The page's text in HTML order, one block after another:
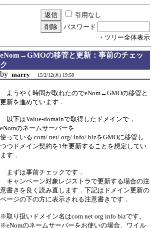
引用なし
パスワード
・ツリー全体表示
eNom→GMOの移管と更新：事前のチェッ
ク
by marry 15/2/12(木) 19:58
ようやく時間が取れたのでeNom→GMOの移管と
更新を進めています．
以下はValue-domainで取得したドメインで，
eNomのネームサーバーを
使っている.com/.net/.org/.info/.bizをGMOに移管し
つつドメイン契約を1年更新することを想定してい
ます．
まずは事前チェックです．
キャンペーン対象レジストラで更新する場合の注
意書きを良く読み直します．下記はドメイン更新の
ページの下の方に表示される注意書きです．
※取り扱いドメイン名はcom net org info bizです。
※eNomのネームサーバーをお使いの場合、ワイル